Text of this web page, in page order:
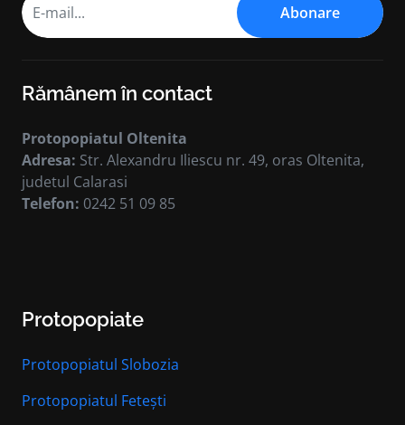
Abonare
Rămânem în contact
Protopopiatul Oltenita
Adresa: Str. Alexandru Iliescu nr. 49, oras Oltenita,
judetul Calarasi
Telefon: 0242 51 09 85
Protopopiate
Protopopiatul Slobozia
Protopopiatul Fetești